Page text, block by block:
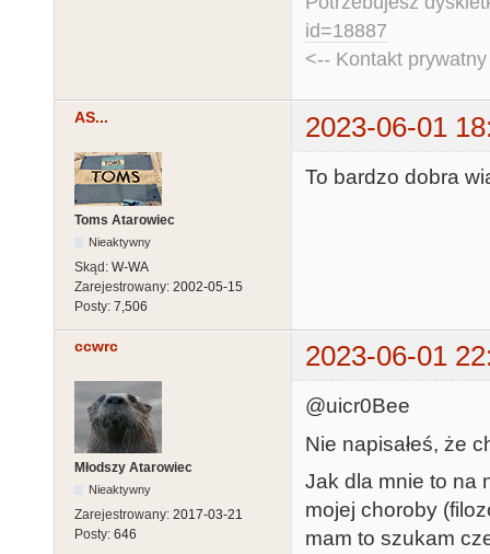
id=18887
<-- Kontakt
AS... 2023-06-01
Toms Atarowiec
Nieaktywny
Skąd: W-WA
Zarejestrowany: 2002-05-15
Posty: 7,506
To bardzo dobra
ccwrc 2023-06-01
Młodszy Atarowiec
Nieaktywny
Zarejestrowany: 2017-03-21
Posty: 646
@uicr0Bee
Nie napisałeś, że
Jak dla mnie to na
mojej choroby
mam to szukam